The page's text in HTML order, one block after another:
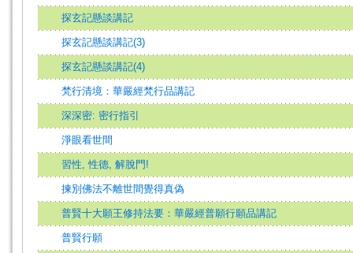
探玄記懸談講記
探玄記懸談講記(3)
探玄記懸談講記(4)
梵行清境：華嚴經梵行品講記
深深密: 密行指引
淨眼看世間
習性, 性德, 解脫門!
揀別佛法不離世間覺得真偽
普賢十大願王修持法要：華嚴經普願行願品講記
普賢行願